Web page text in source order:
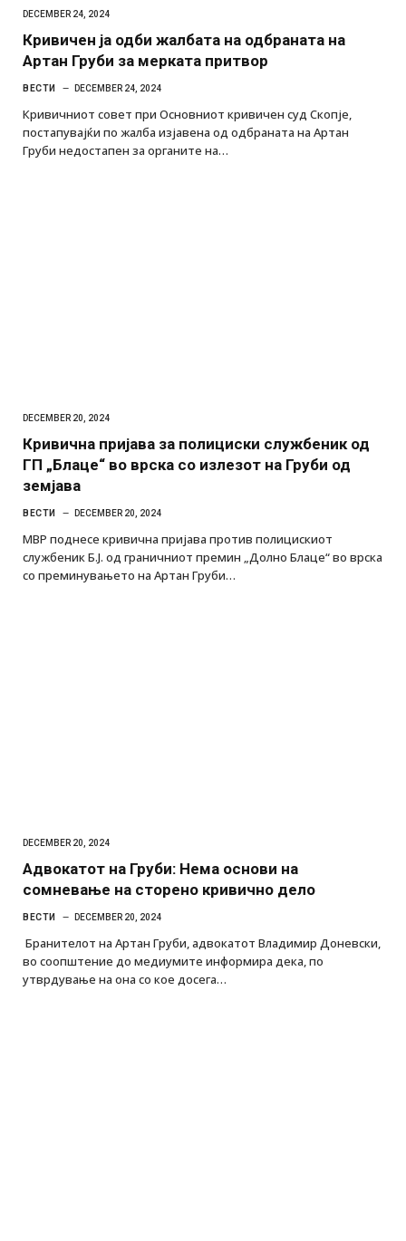
DECEMBER 24, 2024
Кривичен ја одби жалбата на одбраната на
Артан Груби за мерката притвор
ВЕСТИ DECEMBER 24, 2024
Кривичниот совет при Основниот кривичен суд Скопје,
постапувајќи по жалба изјавена од одбраната на Артан
Груби недостапен за органите на…
DECEMBER 20, 2024
Кривична пријава за полициски службеник од
ГП „Блаце“ во врска со излезот на Груби од
земјава
ВЕСТИ DECEMBER 20, 2024
МВР поднесе кривична пријава против полицискиот
службеник Б.Ј. од граничниот премин „Долно Блаце“ во врска
со преминувањето на Артан Груби…
DECEMBER 20, 2024
Адвокатот на Груби: Нема основи на
сомневање на сторено кривично дело
ВЕСТИ DECEMBER 20, 2024
Бранителот на Артан Груби, адвокатот Владимир Доневски,
во соопштение до медиумите информира дека, по
утврдување на она со кое досега…